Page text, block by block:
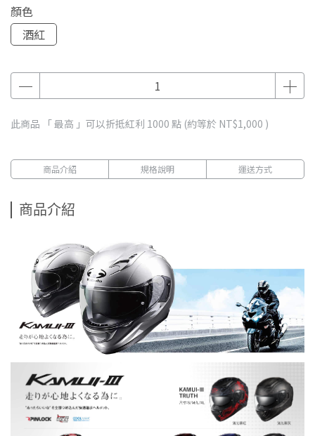
顏色
酒紅
此商品 「 最高 」可以折抵紅利 1000 點 (約等於 NT$1,000 )
商品介紹 規格說明 運送方式
商品介紹